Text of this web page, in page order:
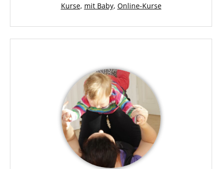
Kategorisiert
Kurse, mit Baby, Online-Kurse